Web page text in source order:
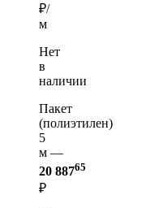
₽/
м
Нет
в
наличии
Пакет
(полиэтилен)
5
м —
20 88765
₽